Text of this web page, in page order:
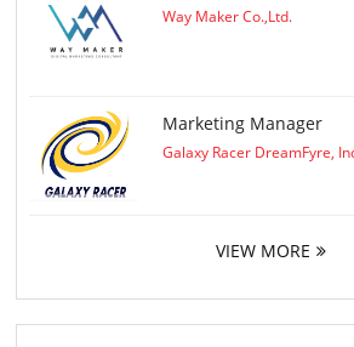
Way Maker Co.,Ltd.
Marketing Manager
Galaxy Racer DreamFyre,
VIEW MORE